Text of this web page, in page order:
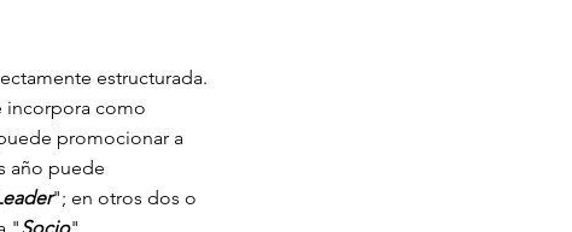
estructurada.
incorpora como
promocionar a
año puede
"; en otros dos o